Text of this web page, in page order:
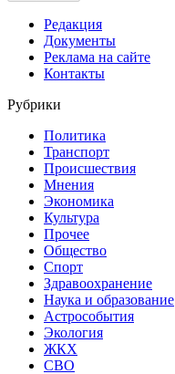
Редакция
Документы
Реклама на сайте
Контакты
Рубрики
Политика
Транспорт
Происшествия
Мнения
Экономика
Культура
Прочее
Общество
Спорт
Здравоохранение
Наука и образование
Астрособытия
Экология
ЖКХ
СВО